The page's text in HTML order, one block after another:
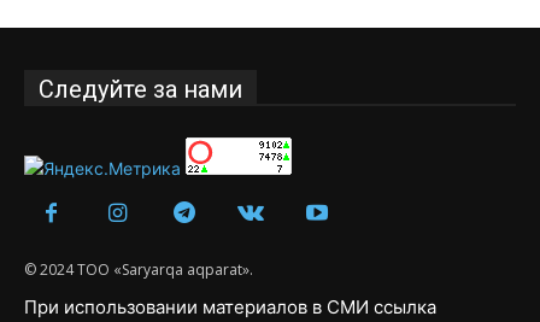
Следуйте за нами
© 2024 ТОО «Saryarqa aqparat».
При использовании материалов в СМИ ссылка